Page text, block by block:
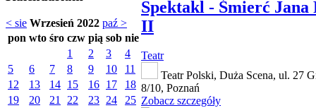
< sie Wrzesień 2022 paź >
pon wto śro czw pią sob nie
1
2 3
4
5
6 7 8 9 10
11
12
13 14 15 16 17
18
19
20 21 22 23 24
25
Spektakl - Śmierć Jana
II
Teatr
Teatr Polski, Duża Scena, ul. 27
8/10, Poznań
Zobacz szczegóły